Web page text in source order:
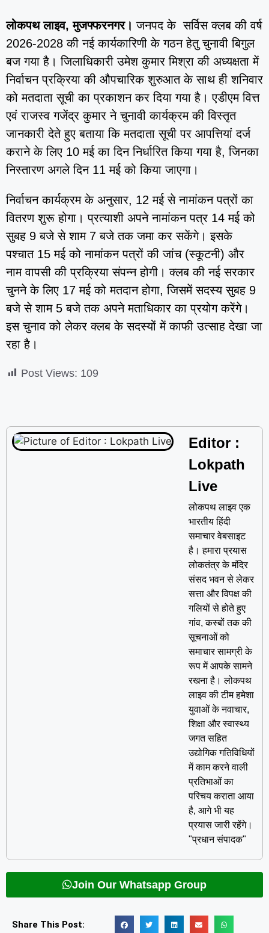
लोकपथ लाइव, मुजफ्फरनगर। जनपद के सर्विस क्लब की वर्ष
2026-2028 की नई कार्यकारिणी के गठन हेतु चुनावी बिगुल
बज गया है। जिलाधिकारी उमेश कुमार मिश्रा की अध्यक्षता में
निर्वाचन प्रक्रिया की औपचारिक शुरुआत के साथ ही शनिवार
को मतदाता सूची का प्रकाशन कर दिया गया है। एडीएम वित्त
एवं राजस्व गजेंद्र कुमार ने चुनावी कार्यक्रम की विस्तृत
जानकारी देते हुए बताया कि मतदाता सूची पर आपत्तियां दर्ज
कराने के लिए 10 मई का दिन निर्धारित किया गया है, जिनका
निस्तारण अगले दिन 11 मई को किया जाएगा।
निर्वाचन कार्यक्रम के अनुसार, 12 मई से नामांकन पत्रों का
वितरण शुरू होगा। प्रत्याशी अपने नामांकन पत्र 14 मई को
सुबह 9 बजे से शाम 7 बजे तक जमा कर सकेंगे। इसके
पश्चात 15 मई को नामांकन पत्रों की जांच (स्कूटनी) और
नाम वापसी की प्रक्रिया संपन्न होगी। क्लब की नई सरकार
चुनने के लिए 17 मई को मतदान होगा, जिसमें सदस्य सुबह 9
बजे से शाम 5 बजे तक अपने मताधिकार का प्रयोग करेंगे।
इस चुनाव को लेकर क्लब के सदस्यों में काफी उत्साह देखा जा
रहा है।
Post Views: 109
Editor :
Lokpath
Live
लोकपथ लाइव एक
भारतीय हिंदी
समाचार वेबसाइट
है। हमारा प्रयास
लोकतंत्र के मंदिर
संसद भवन से लेकर
सत्ता और विपक्ष की
गलियों से होते हुए
गांव, कस्बों तक की
सूचनाओं को
समाचार सामग्री के
रूप में आपके सामने
रखना है। लोकपथ
लाइव की टीम हमेशा
युवाओं के नवाचार,
शिक्षा और स्वास्थ्य
जगत सहित
उद्योगिक गतिविधियों
में काम करने वाली
प्रतिभाओं का
परिचय कराता आया
है, आगे भी यह
प्रयास जारी रहेंगे।
"प्रधान संपादक"
Join Our Whatsapp Group
Share This Post: